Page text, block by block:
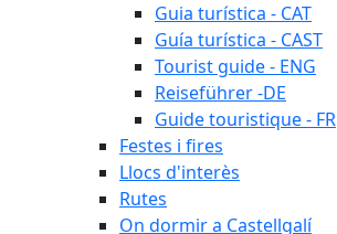
Guia turística - CAT
Guía turística - CAST
Tourist guide - ENG
Reiseführer -DE
Guide touristique - FR
Festes i fires
Llocs d'interès
Rutes
On dormir a Castellgalí